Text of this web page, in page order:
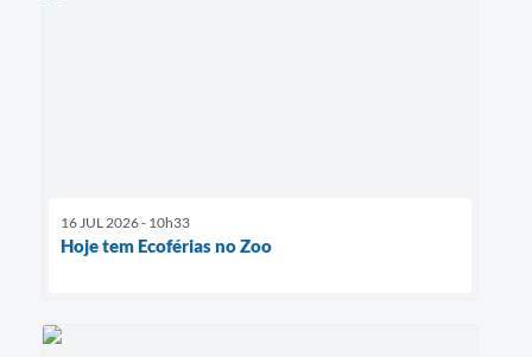
16 JUL 2026 - 10h33
Hoje tem Ecoférias no Zoo